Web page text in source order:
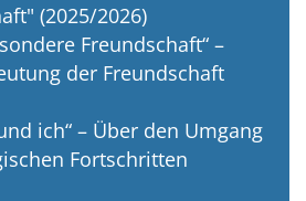
(2025/2026)
Freundschaft“ –
der Freundschaft
ich“ – Über den Umgang
Fortschritten